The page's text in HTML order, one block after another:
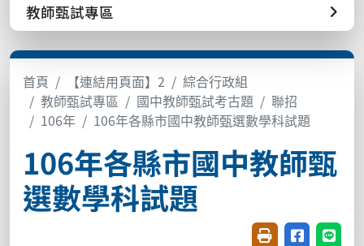
教師甄試專區
首頁 【連結用頁面】2
綜合行政組
教師甄試專區
國中教師甄試考古題
聯招
106年
106年各縣市國中教師甄選數學科試題
106年各縣市國中教師甄
選數學科試題
友善列印(開新視
分享至臉書
分享